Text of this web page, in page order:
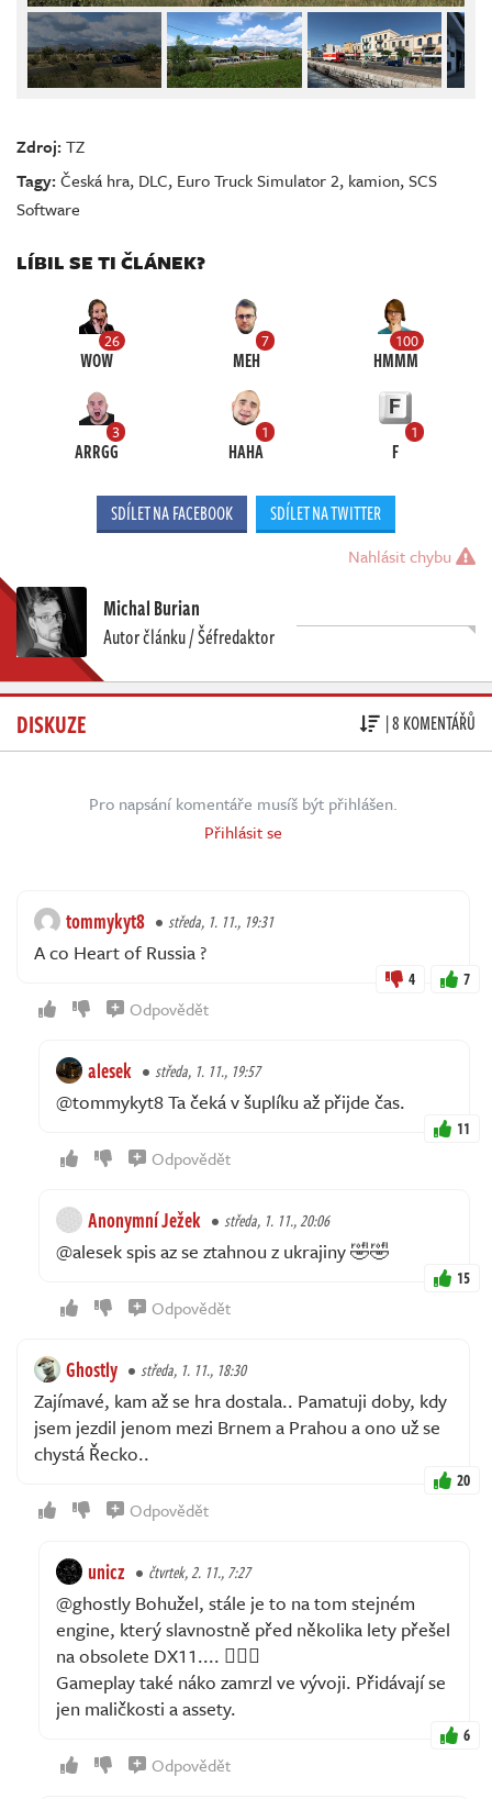
Zdroj:TZ
Tagy:Česká hra, DLC, Euro Truck Simulator 2, kamion,SCS
Software
LÍBIL SE TI ČLÁNEK?
26
WOW
7
MEH
100
HMMM
3
ARRGG
1
HAHA
1
F
SDÍLET NA FACEBOOK SDÍLET NA TWITTER
Nahlásit chybu
Michal Burian
Autor článku / Šéfredaktor
DISKUZE | 8 KOMENTÁŘŮ
Pro napsání komentáře musíš být přihlášen.
Přihlásit se
tommykyt8 středa, 1. 11., 19:31
A co Heart of Russia ?
4 7
Odpovědět
alesek středa, 1. 11., 19:57
@tommykyt8 Ta čeká v šuplíku až přijde čas.
11
Odpovědět
Anonymní Ježek středa, 1. 11., 20:06
@alesek spis az se ztahnou z ukrajiny 🤣🤣
15
Odpovědět
Ghostly středa, 1. 11., 18:30
Zajímavé, kam až se hra dostala.. Pamatuji doby, kdy
jsem jezdil jenom mezi Brnem a Prahou a ono už se
chystá Řecko..
20
Odpovědět
unicz čtvrtek, 2. 11., 7:27
@ghostly Bohužel, stále je to na tom stejném
engine, který slavnostně před několika lety přešel
na obsolete DX11.... 🤦🏼‍♂️
Gameplay také náko zamrzl ve vývoji. Přidávají se
jen maličkosti a assety.
6
Odpovědět